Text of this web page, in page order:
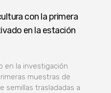
con la primera
en la estación
en la investigación
muestras de
semillas trasladadas a